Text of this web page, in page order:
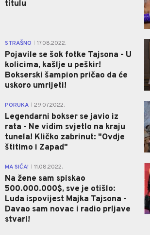
titulu
STRAŠNO 17.08.2022.
Pojavile se šok fotke Tajsona - U
kolicima, kašlje u peškir!
Bokserski šampion pričao da će
uskoro umrijeti!
PORUKA 29.07.2022.
Legendarni bokser se javio iz
rata - Ne vidim svjetlo na kraju
tunela! Kličko zabrinut: "Ovdje
štitimo i Zapad"
MA SIĆA! 11.08.2022.
Na žene sam spiskao
500.000.000$, sve je otišlo:
Luda ispovijest Majka Tajsona -
Davao sam novac i radio prljave
stvari!